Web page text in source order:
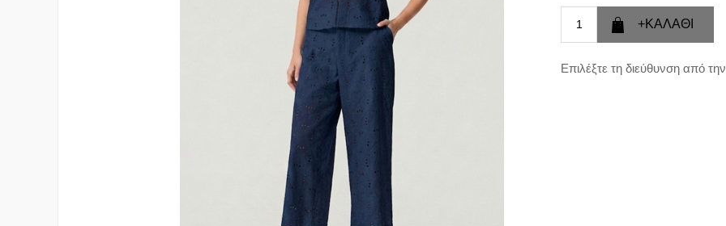
Επιλέξτε τη διεύθυνση από